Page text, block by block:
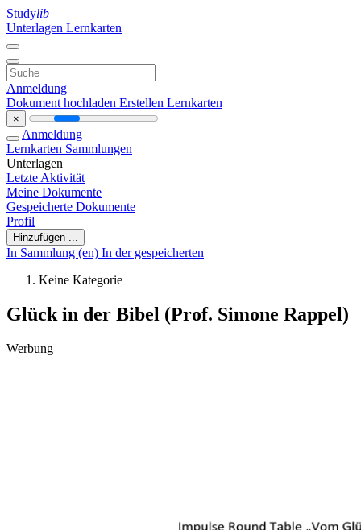
Studylib
Unterlagen Lernkarten
Anmeldung
Dokument hochladen Erstellen Lernkarten
×
Anmeldung
Lernkarten Sammlungen
Unterlagen
Letzte Aktivität
Meine Dokumente
Gespeicherte Dokumente
Profil
Hinzufügen ...
In Sammlung (en) In der gespeicherten
Keine Kategorie
Glück in der Bibel (Prof. Simone Rappel)
Werbung